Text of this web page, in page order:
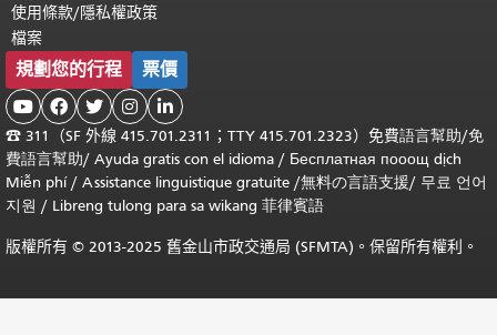
使用條款/隱私權政策
檔案
規劃您的行程 票價
    
☎ 311（SF 外線 415.701.2311；TTY 415.701.2323）免費語言幫助/免
費語言幫助/ Ayuda gratis con el idioma / Бесплатная пооощ dịch
Miễn phí/ Assistance linguistique gratuite /無料の言語支援/ 무료 언어
지원 / Libreng tulong para sa wikang 菲律賓語
版權所有 © 2013-2025 舊金山市政交通局 (SFMTA)。保留所有權利。